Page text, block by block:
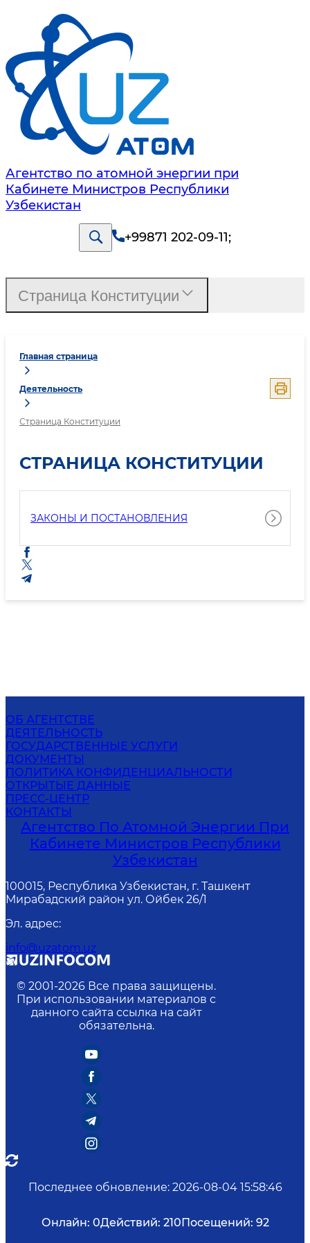
Агентство по атомной энергии при
Кабинете Министров Республики
Узбекистан
+99871 202-09-11;
Главная страница
Деятельность
Страница Конституции
СТРАНИЦА КОНСТИТУЦИИ
ЗАКОНЫ И ПОСТАНОВЛЕНИЯ
Страница Конституции
ОБ АГЕНТСТВЕ
ДЕЯТЕЛЬНОСТЬ
ГОСУДАРСТВЕННЫЕ УСЛУГИ
ДОКУМЕНТЫ
ПОЛИТИКА КОНФИДЕНЦИАЛЬНОСТИ
ОТКРЫТЫЕ ДАННЫЕ
ПРЕСС-ЦЕНТР
КОНТАКТЫ
Агентство По Атомной Энергии При
Кабинете Министров Республики
Узбекистан
100015, Республика Узбекистан, г. Ташкент
Мирабадский район ул. Ойбек 26/1
Эл. адрес:
info@uzatom.uz
© 2001-2026 Все права защищены.
При использовании материалов с
данного сайта ссылка на сайт
обязательна.
Последнее обновление: 2026-08-04 15:58:46
Онлайн: 0Действий: 210Посещений: 92